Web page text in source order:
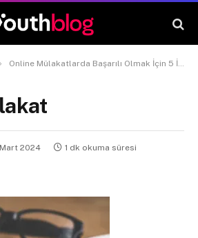
Online Mülakatlarda Başarılı Olmak İçin 5 İpucu
2024 1 dk okuma süresi